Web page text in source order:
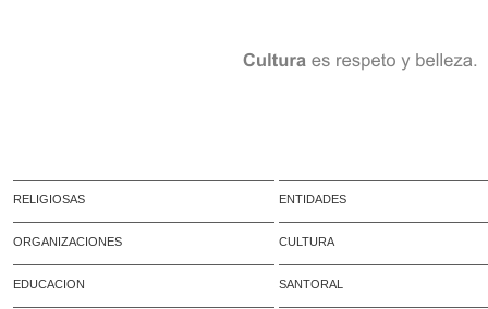
RELIGIOSAS ENTIDADES
ORGANIZACIONES CULTURA
EDUCACION SANTORAL